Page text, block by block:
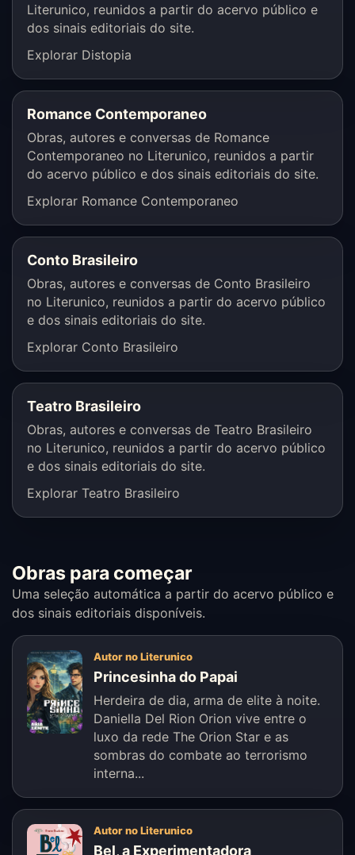
Literunico, reunidos a partir do acervo público e
dos sinais editoriais do site.
Explorar Distopia
Romance Contemporaneo
Obras, autores e conversas de Romance
Contemporaneo no Literunico, reunidos a partir
do acervo público e dos sinais editoriais do site.
Explorar Romance Contemporaneo
Conto Brasileiro
Obras, autores e conversas de Conto Brasileiro
no Literunico, reunidos a partir do acervo público
e dos sinais editoriais do site.
Explorar Conto Brasileiro
Teatro Brasileiro
Obras, autores e conversas de Teatro Brasileiro
no Literunico, reunidos a partir do acervo público
e dos sinais editoriais do site.
Explorar Teatro Brasileiro
Obras para começar
Uma seleção automática a partir do acervo público e
dos sinais editoriais disponíveis.
Autor no Literunico
Princesinha do Papai
Herdeira de dia, arma de elite à noite.
Daniella Del Rion Orion vive entre o
luxo da rede The Orion Star e as
sombras do combate ao terrorismo
interna...
Autor no Literunico
Bel, a Experimentadora